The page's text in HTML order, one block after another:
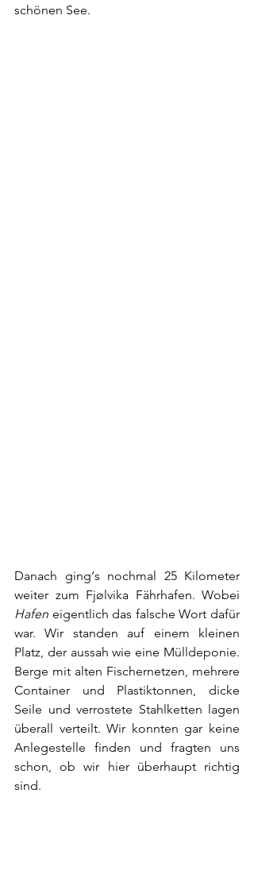
schönen See.
Danach ging‘s nochmal 25 Kilometer
Hafen eigentlich das falsche Wort dafür
war. Wir standen auf einem kleinen
Platz, der aussah wie eine Mülldeponie.
Berge mit alten Fischernetzen, mehrere
Container und Plastiktonnen, dicke
Seile und verrostete Stahlketten lagen
überall verteilt. Wir konnten gar keine
Anlegestelle finden und fragten uns
schon, ob wir hier überhaupt richtig
sind.